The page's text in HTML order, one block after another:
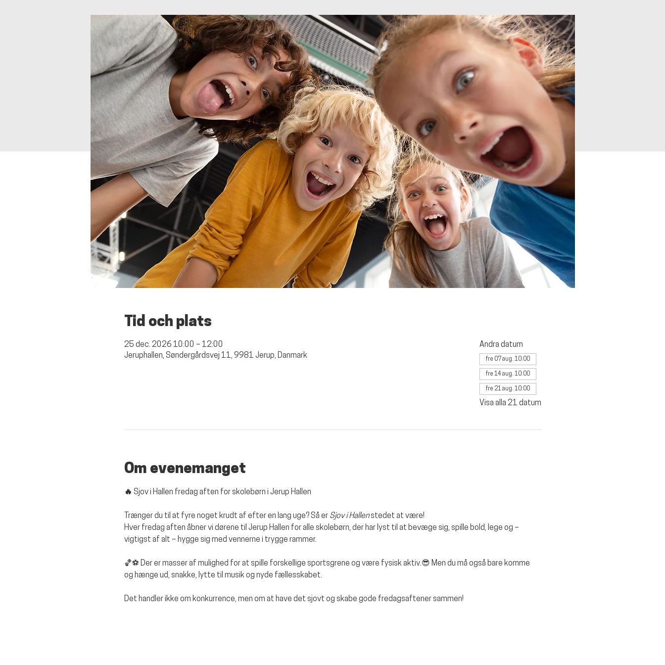
Tid och plats
25 dec. 2026 10:00 – 12:00
Jeruphallen, Søndergårdsvej 11, 9981 Jerup, Danmark
Andra datum
fre 07 aug. 10:00
fre 14 aug. 10:00
fre 21 aug. 10:00
Visa alla 21 datum
Om evenemanget
🔥 Sjov i Hallen fredag aften for skolebørn i Jerup Hallen
Trænger du til at fyre noget krudt af efter en lang uge? Så er Sjov i Hallen stedet at være!
Hver fredag aften åbner vi dørene til Jerup Hallen for alle skolebørn, der har lyst til at bevæge sig, spille bold, lege og –
vigtigst af alt – hygge sig med vennerne i trygge rammer.
🏀⚽ Der er masser af mulighed for at spille forskellige sportsgrene og være fysisk aktiv.😎 Men du må også bare komme
og hænge ud, snakke, lytte til musik og nyde fællesskabet.
Det handler ikke om konkurrence, men om at have det sjovt og skabe gode fredagsaftener sammen!